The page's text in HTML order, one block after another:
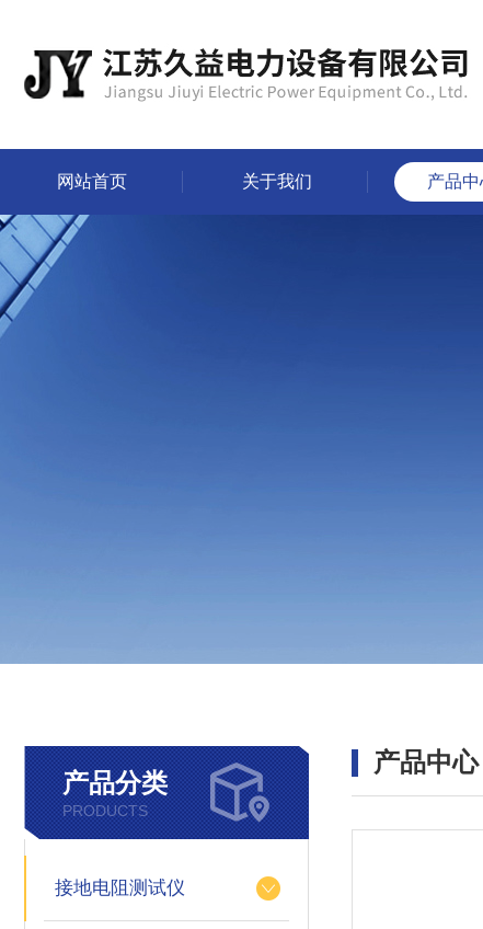
网站首页 关于我们 产品
产品分类
PRODUCTS
接地电阻测试仪
产品中心